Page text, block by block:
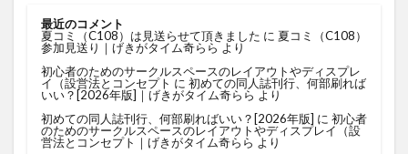
最近のコメント
夏コミ（C108）は見送らせて頂きました に 夏コミ（C108）
参加見送り｜げきがタイム奇ららより
初心者のためのサークルスペースのレイアウトやディスプレ
イ（設営法とコンセプト に 初めての同人誌刊行、何部刷れば
いい？[2026年版]｜げきがタイム奇らら より
初めての同人誌刊行、何部刷ればいい？[2026年版] に 初心者
のためのサークルスペースのレイアウトやディスプレイ（設
営法とコンセプト｜げきがタイム奇らら より